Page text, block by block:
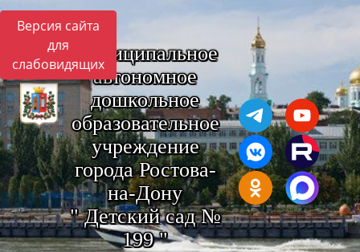
Версия сайта
для
слабовидящихМуниципальное
автономное
дошкольное
образовательное
учреждение
города Ростова-
на-Дону
" Детский сад №
199 "